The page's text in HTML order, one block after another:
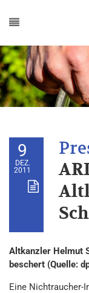
9
DEZ.
2011
Altkanzler Helmut
beschert (Quelle:
Eine Nichtraucher-